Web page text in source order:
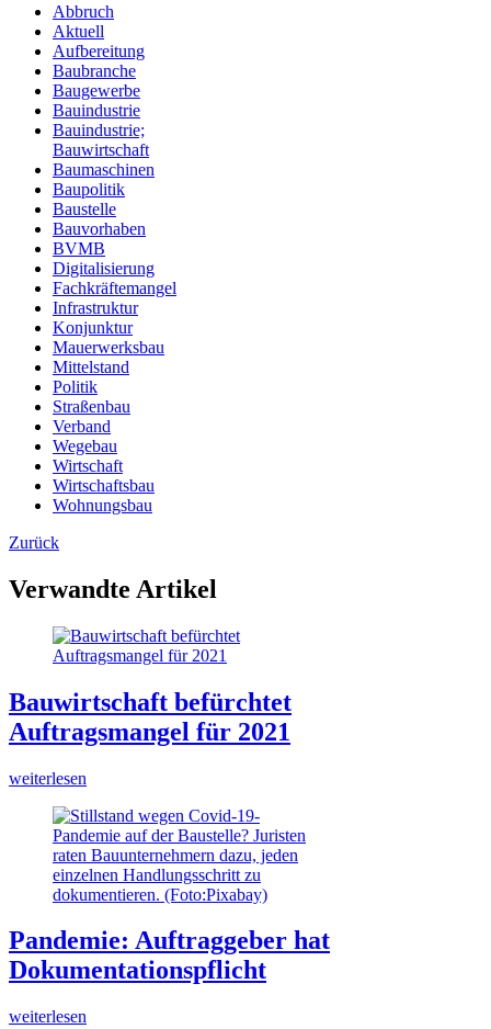
Abbruch
Aktuell
Aufbereitung
Baubranche
Baugewerbe
Bauindustrie
Bauindustrie;
Bauwirtschaft
Baumaschinen
Baupolitik
Baustelle
Bauvorhaben
BVMB
Digitalisierung
Fachkräftemangel
Infrastruktur
Konjunktur
Mauerwerksbau
Mittelstand
Politik
Straßenbau
Verband
Wegebau
Wirtschaft
Wirtschaftsbau
Wohnungsbau
Zurück
Verwandte Artikel
Bauwirtschaft befürchtet
Auftragsmangel für 2021
weiterlesen
Pandemie: Auftraggeber hat
Dokumentationspflicht
weiterlesen